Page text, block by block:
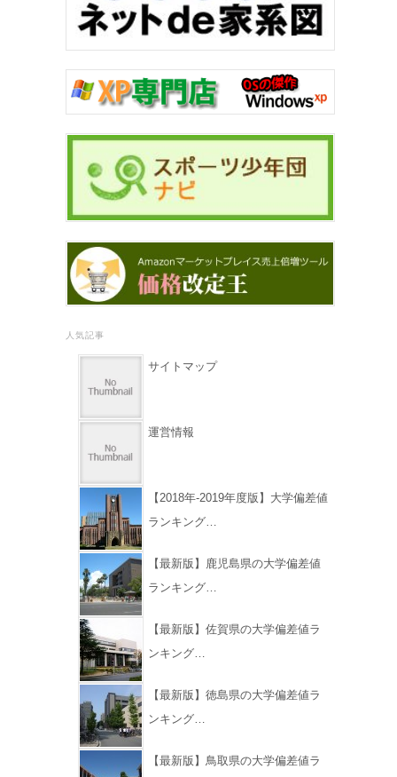
人気記事
サイトマップ
運営情報
【2018年-2019年度版】大学偏差値
ランキング…
【最新版】鹿児島県の大学偏差値
ランキング…
【最新版】佐賀県の大学偏差値ラ
ンキング…
【最新版】徳島県の大学偏差値ラ
ンキング…
【最新版】鳥取県の大学偏差値ラ